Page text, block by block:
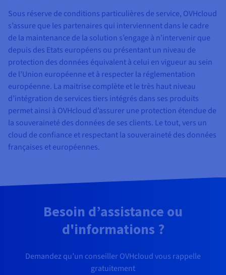
Sous réserve de conditions particulières de service, OVHcloud
s’assure que les partenaires qui interviennent dans le cadre
de la maintenance de la solution s’engage à n’intervenir que
depuis des Etats européens ou présentant un niveau de
protection des données équivalent à celui en vigueur au sein
de l’Union européenne et à respecter la réglementation
européenne. La maitrise complète et le très haut niveau
d’intégration de services tiers intégrés dans ses produits
permet ainsi à OVHcloud d’assurer une protection étendue de
la souveraineté des données de ses clients. Le tout, vers un
cloud de confiance et respectant la souveraineté des données
françaises et européennes.
Besoin d’assistance ou
d'informations ?
Demandez qu’un conseiller OVHcloud vous rappelle
gratuitement